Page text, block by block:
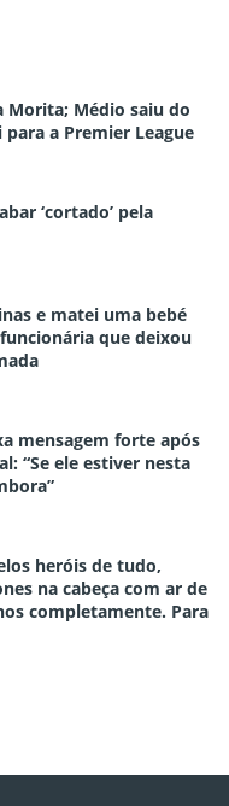
Morita; Médio saiu do
a Premier League
‘cortado’ pela
e matei uma bebé
que deixou
mensagem forte após
“Se ele estiver nesta
heróis de tudo,
na cabeça com ar de
completamente. Para